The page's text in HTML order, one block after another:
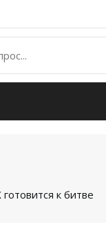
к битве